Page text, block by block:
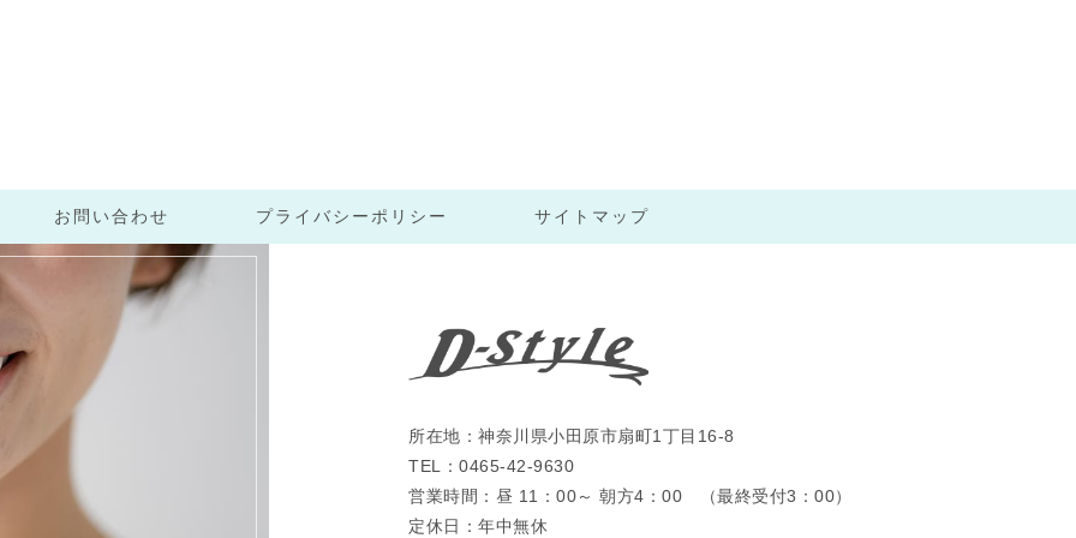
お問い合わせ プライバシーポリシー サイトマップ
所在地：神奈川県小田原市扇町1丁目16-8
TEL：0465-42-9630
営業時間：昼 11：00～ 朝方4：00 （最終受付3：00）
定休日：年中無休